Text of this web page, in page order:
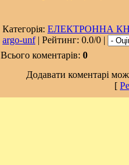
Категорія: ЕЛЕКТРОННА
argo-unf| Рейтинг: 0.0/0 |
Всього коментарів: 0
Додавати коментарі
[